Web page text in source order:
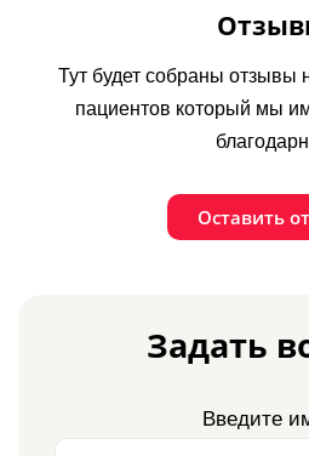
Тут будет собраны отзывы
пациентов который мы
Оставить
Задать
Введите